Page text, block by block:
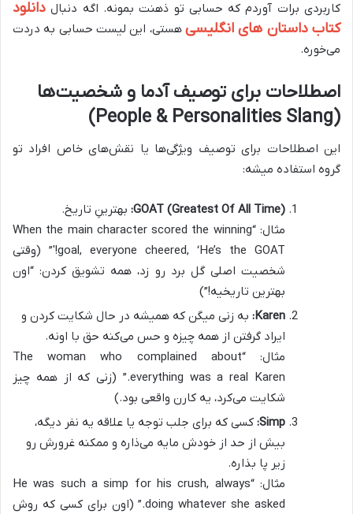
کاربردی برات آوردم که حسابی تو ذهنت بمونه. اگه دنبال دانلود
کتاب داستان های انگلیسی هستی، این لیست حسابی به دردت
می‌خوره.
اصطلاحات برای توصیف آدما و شخصیت‌ها
(People & Personalities Slang)
این اصطلاحات برای توصیف ویژگی‌ها یا نقش‌های خاص افراد تو
گروه استفاده میشه:
GOAT (Greatest Of All Time): بهترینِ تاریخ.
مثال: “When the main character scored the winning
goal, everyone cheered, ‘He’s the GOAT!'” (وقتی
شخصیت اصلی گل برد رو زد، همه تشویق کردن: “اون
بهترین تاریخیه!”)
Karen: به زنی میگن که همیشه در حال شکایت کردن و
ایراد گرفتن از همه چیزه و حس می‌کنه حق با اونه.
مثال: “The woman who complained about
everything was a real Karen.” (زنی که از همه چیز
شکایت می‌کرد، یه کارن واقعی بود.)
Simp: کسی که برای جلب توجه یا علاقه یه نفر دیگه،
بیش از حد از خودش مایه می‌ذاره و ممکنه غرورش رو
زیر پا بذاره.
مثال: “He was such a simp for his crush, always
doing whatever she asked.” (اون برای کسی که روش